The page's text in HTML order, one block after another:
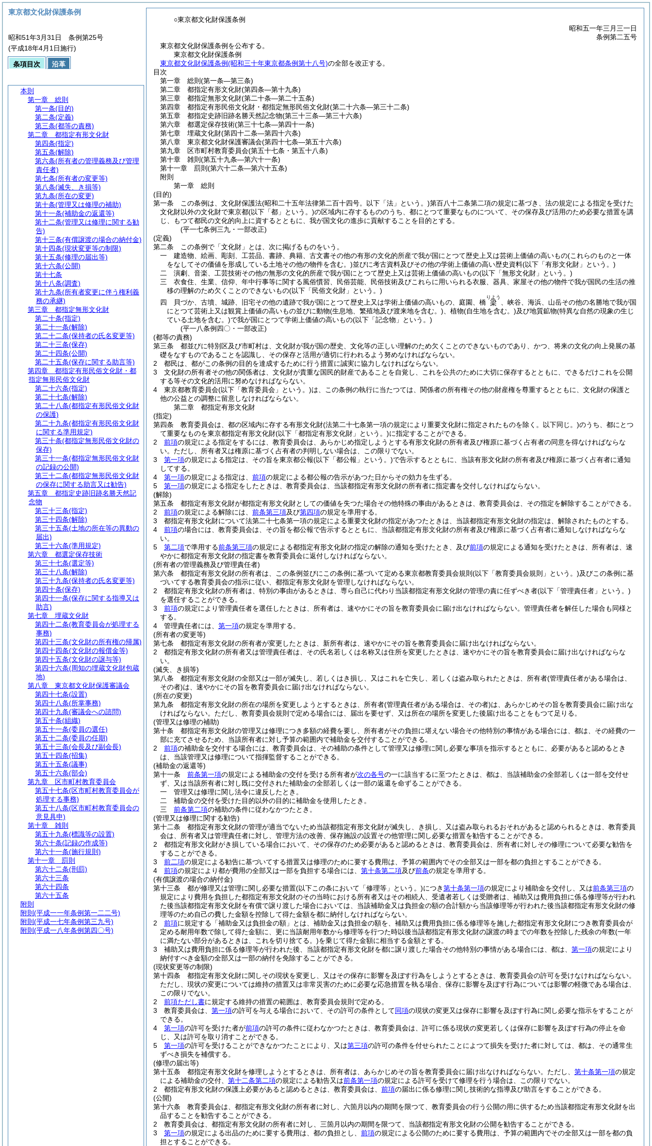
○東京都文化財保護条例
昭和五一年三月三一日
条例第二五号
東京都文化財保護条例を公布する。
東京都文化財保護条例
東京都文化財保護条例(昭和三十年東京都条例第十八号)の全部を改正する。
目次
第一章
総則 (第一条―第三条)
第二章
都指定有形文化財(第四条―第十九条)
第三章
都指定無形文化財(第二十条―第二十五条)
第四章
都指定有形民俗文化財・都指定無形民俗文化財(第二十六条―第三十二条)
第五章
都指定史跡旧跡名勝天然記念物(第三十三条―第三十六条)
第六章
都選定保存技術(第三十七条―第四十一条)
第七章
埋蔵文化財(第四十二条―第四十六条)
第八章
東京都文化財保護審議会(第四十七条―第五十六条)
第九章
区市町村教育委員会(第五十七条・第五十八条)
第十章
雑則 (第五十九条―第六十一条)
第十一章
罰則 (第六十二条―第六十五条)
附則
第一章
総則
(目的)
第一条
この条例は、文化財保護法(昭和二十五年法律第二百十四号。以下「法」という。)第百八十二条第二項の規定に基づき、法の規定による指定を受けた
文化財以外の文化財で東京都(以下「都」という。)の区域内に存するもののうち、都にとつて重要なものについて、その保存及び活用のため必要な措置を講
じ、もつて都民の文化的向上に資するとともに、我が国文化の進歩に貢献することを目的とする。
(平一七条例三九・一部改正)
(定義)
第二条
この条例で「文化財」とは、次に掲げるものをいう。
一
建造物、絵画、彫刻、工芸品、書跡、典籍、古文書その他の有形の文化的所産で我が国にとつて歴史上又は芸術上価値の高いもの(これらのものと一体
をなしてその価値を形成している土地その他の物件を含む。)並びに考古資料及びその他の学術上価値の高い歴史資料(以下「有形文化財」という。)
二
演劇、音楽、工芸技術その他の無形の文化的所産で我が国にとつて歴史上又は芸術上価値の高いもの(以下「無形文化財」という。)
三
衣食住、生業、信仰、年中行事等に関する風俗慣習、民俗芸能、民俗技術及びこれらに用いられる衣服、器具、家屋その他の物件で我が国民の生活の推
移の理解のため欠くことのできないもの(以下「民俗文化財」という。)
四
貝づか、古墳、城跡、旧宅その他の遺跡で我が国にとつて歴史上又は学術上価値の高いもの、庭園、橋 梁
りよう
、峡谷、海浜、山岳その他の名勝地で我が国
にとつて芸術上又は観賞上価値の高いもの並びに動物(生息地、繁殖地及び渡来地を含む。) 、植物(自生地を含む。)及び地質鉱物(特異な自然の現象の生じ
ている土地を含む。)で我が国にとつて学術上価値の高いもの(以下「記念物」という。)
(平一八条例四〇・一部改正)
(都等の責務)
第三条
都並びに特別区及び市町村は、文化財が我が国の歴史、文化等の正しい理解のため欠くことのできないものであり、かつ、将来の文化の向上発展の基
礎をなすものであることを認識し、その保存と活用が適切に行われるよう努めなければならない。
2
都民は、都がこの条例の目的を達成するために行う措置に誠実に協力しなければならない。
3
文化財の所有者その他の関係者は、文化財が貴重な国民的財産であることを自覚し、これを公共のために大切に保存するとともに、できるだけこれを公開
する等その文化的活用に努めなければならない。
4
東京都教育委員会(以下「教育委員会」という。)は、この条例の執行に当たつては、関係者の所有権その他の財産権を尊重するとともに、文化財の保護と
他の公益との調整に留意しなければならない。
第二章
都指定有形文化財
(指定)
第四条
教育委員会は、都の区域内に存する有形文化財(法第二十七条第一項の規定により重要文化財に指定されたものを除く。以下同じ。)のうち、都にとつ
て重要なものを東京都指定有形文化財(以下「都指定有形文化財」という。)に指定することができる。
2
前項の規定による指定をするには、教育委員会は、あらかじめ指定しようとする有形文化財の所有者及び権原に基づく占有者の同意を得なければならな
い。 ただし、所有者又は権原に基づく占有者の判明しない場合は、この限りでない。
3
第一項の規定による指定は、その旨を東京都公報(以下「都公報」という。)で告示するとともに、当該有形文化財の所有者及び権原に基づく占有者に通知
してする。
4
第一項の規定による指定は、 前項の規定による都公報の告示があつた日からその効力を生ずる。
5
第一項の規定による指定をしたときは、教育委員会は、当該都指定有形文化財の所有者に指定書を交付しなければならない。
(解除)
第五条
都指定有形文化財が都指定有形文化財としての価値を失つた場合その他特殊の事由があるときは、教育委員会は、その指定を解除することができる。
2
前項の規定による解除には、 前条第三項及び第四項の規定を準用する。
3
都指定有形文化財について法第二十七条第一項の規定による重要文化財の指定があつたときは、当該都指定有形文化財の指定は、解除されたものとする。
4
前項の場合には、教育委員会は、その旨を都公報で告示するとともに、当該都指定有形文化財の所有者及び権原に基づく占有者に通知しなければならな
い。
5
第二項で準用する前条第三項の規定による都指定有形文化財の指定の解除の通知を受けたとき、及び前項の規定による通知を受けたときは、所有者は、速
やかに都指定有形文化財の指定書を教育委員会に返付しなければならない。
(所有者の管理義務及び管理責任者)
第六条
都指定有形文化財の所有者は、この条例並びにこの条例に基づいて定める東京都教育委員会規則 (以下「教育委員会規則」という。)及びこの条例に基
づいてする教育委員会の指示に従い、都指定有形文化財を管理しなければならない。
2
都指定有形文化財の所有者は、特別の事由があるときは、専ら自己に代わり当該都指定有形文化財の管理の責に任ずべき者(以下「管理責任者」という。)
を選任することができる。
3
前項の規定により管理責任者を選任したときは、所有者は、速やかにその旨を教育委員会に届け出なければならない。 管理責任者を解任した場合も同様と
する。
4
管理責任者には、 第一項の規定を準用する。
(所有者の変更等)
第七条
都指定有形文化財の所有者が変更したときは、新所有者は、速やかにその旨を教育委員会に届け出なければならない。
2
都指定有形文化財の所有者又は管理責任者は、その氏名若しくは名称又は住所を変更したときは、速やかにその旨を教育委員会に届け出なければならな
い。
(滅失、き損等)
第八条
都指定有形文化財の全部又は一部が滅失し、若しくはき損し、又はこれを亡失し、若しくは盗み取られたときは、所有者(管理責任者がある場合は、
その者)は、速やかにその旨を教育委員会に届け出なければならない。
(所在の変更)
第九条
都指定有形文化財の所在の場所を変更しようとするときは、所有者(管理責任者がある場合は、その者)は、あらかじめその旨を教育委員会に届け出な
ければならない。 ただし、教育委員会規則で定める場合には、届出を要せず、又は所在の場所を変更した後届け出ることをもつて足りる。
(管理又は修理の補助)
第十条
都指定有形文化財の管理又は修理につき多額の経費を要し、所有者がその負担に堪えない場合その他特別の事情がある場合には、都は、その経費の一
部に充てさせるため、当該所有者に対し予算の範囲内で補助金を交付することができる。
2
前項の補助金を交付する場合には、教育委員会は、その補助の条件として管理又は修理に関し必要な事項を指示するとともに、必要があると認めるとき
は、当該管理又は修理について指揮監督することができる。
(補助金の返還等)
第十一条
前条第一項の規定による補助金の交付を受ける所有者が次の各号の一に該当するに至つたときは、都は、当該補助金の全部若しくは一部を交付せ
ず、又は当該所有者に対し既に交付された補助金の全部若しくは一部の返還を命ずることができる。
一
管理又は修理に関し法令に違反したとき。
二
補助金の交付を受けた目的以外の目的に補助金を使用したとき。
三
前条第二項の補助の条件に従わなかつたとき。
(管理又は修理に関する勧告)
第十二条
都指定有形文化財の管理が適当でないため当該都指定有形文化財が滅失し、き損し、又は盗み取られるおそれがあると認められるときは、教育委員
会は、所有者又は管理責任者に対し、管理方法の改善、保存施設の設置その他管理に関し必要な措置を勧告することができる。
2
都指定有形文化財がき損している場合において、その保存のため必要があると認めるときは、教育委員会は、所有者に対しその修理について必要な勧告を
することができる。
3
前二項の規定による勧告に基づいてする措置又は修理のために要する費用は、予算の範囲内でその全部又は一部を都の負担とすることができる。
4
前項の規定により都が費用の全部又は一部を負担する場合には、 第十条第二項及び前条の規定を準用する。
(有償譲渡の場合の納付金)
第十三条
都が修理又は管理に関し必要な措置(以下この条において「修理等」という。)につき第十条第一項の規定により補助金を交付し、又は前条第三項の
規定により費用を負担した都指定有形文化財のその当時における所有者又はその相続人、受遺者若しくは受贈者は、補助又は費用負担に係る修理等が行われ
た後当該都指定有形文化財を有償で譲り渡した場合においては、当該補助金又は負担金の額の合計額から当該修理等が行われた後当該都指定有形文化財の修
理等のため自己の費した金額を控除して得た金額を都に納付しなければならない。
2
前項に規定する「補助金又は負担金の額」とは、補助金又は負担金の額を、補助又は費用負担に係る修理等を施した都指定有形文化財につき教育委員会が
定める耐用年数で除して得た金額に、更に当該耐用年数から修理等を行つた時以後当該都指定有形文化財の譲渡の時までの年数を控除した残余の年数(一年
に満たない部分があるときは、これを切り捨てる。)を乗じて得た金額に相当する金額とする。
3
補助又は費用負担に係る修理等が行われた後、当該都指定有形文化財を都に譲り渡した場合その他特別の事情がある場合には、都は、 第一項の規定により
納付すべき金額の全部又は一部の納付を免除することができる。
(現状変更等の制限)
第十四条
都指定有形文化財に関しその現状を変更し、又はその保存に影響を及ぼす行為をしようとするときは、教育委員会の許可を受けなければならない。
ただし、現状の変更については維持の措置又は非常災害のために必要な応急措置を執る場合、保存に影響を及ぼす行為については影響の軽微である場合は、
この限りでない。
2
前項ただし書に規定する維持の措置の範囲は、教育委員会規則で定める。
3
教育委員会は、 第一項の許可を与える場合において、その許可の条件として同項の現状の変更又は保存に影響を及ぼす行為に関し必要な指示をすることが
できる。
4
第一項の許可を受けた者が前項の許可の条件に従わなかつたときは、教育委員会は、許可に係る現状の変更若しくは保存に影響を及ぼす行為の停止を命
じ、又は許可を取り消すことができる。
5
第一項の許可を受けることができなかつたことにより、又は第三項の許可の条件を付せられたことによつて損失を受けた者に対しては、都は、その通常生
ずべき損失を補償する。
(修理の届出等)
第十五条
都指定有形文化財を修理しようとするときは、所有者は、あらかじめその旨を教育委員会に届け出なければならない。 ただし、 第十条第一項の規定
による補助金の交付、 第十二条第二項の規定による勧告又は前条第一項の規定による許可を受けて修理を行う場合は、この限りでない。
2
都指定有形文化財の保護上必要があると認めるときは、教育委員会は、 前項の届出に係る修理に関し技術的な指導及び助言をすることができる。
(公開)
第十六条
教育委員会は、都指定有形文化財の所有者に対し、六箇月以内の期間を限つて、教育委員会の行う公開の用に供するため当該都指定有形文化財を出
品することを勧告することができる。
2
教育委員会は、都指定有形文化財の所有者に対し、三箇月以内の期間を限つて、当該都指定有形文化財の公開を勧告することができる。
3
第一項の規定による出品のために要する費用は、都の負担とし、 前項の規定による公開のために要する費用は、予算の範囲内でその全部又は一部を都の負
担とすることができる。
東京都文化財保護条例
昭和51年3月31日 条例第25号
(平成18年4月1日施行)
条項目次 沿革
本則
第一章
総則
第一条(目的)
第二条(定義)
第三条(都等の責務)
第二章
都指定有形文化財
第四条(指定)
第五条(解除)
第六条(所有者の管理義務及び管理
責任者)
第七条(所有者の変更等)
第八条(滅失、き損等)
第九条(所在の変更)
第十条(管理又は修理の補助)
第十一条(補助金の返還等)
第十二条(管理又は修理に関する勧
告)
第十三条(有償譲渡の場合の納付金)
第十四条(現状変更等の制限)
第十五条(修理の届出等)
第十六条(公開)
第十七条
第十八条(調査)
第十九条(所有者変更に伴う権利義
務の承継)
第三章
都指定無形文化財
第二十条(指定)
第二十一条(解除)
第二十二条(保持者の氏名変更等)
第二十三条(保存)
第二十四条(公開)
第二十五条(保存に関する助言等)
第四章
都指定有形民俗文化財・都
指定無形民俗文化財
第二十六条(指定)
第二十七条(解除)
第二十八条(都指定有形民俗文化財
の保護)
第二十九条(都指定有形民俗文化財
に関する準用規定)
第三十条(都指定無形民俗文化財の
保存)
第三十一条(都指定無形民俗文化財
の記録の公開)
第三十二条(都指定無形民俗文化財
の保存に関する助言又は勧告)
第五章
都指定史跡旧跡名勝天然記
念物
第三十三条(指定)
第三十四条(解除)
第三十五条(土地の所在等の異動の
届出)
第三十六条(準用規定)
第六章
都選定保存技術
第三十七条(選定等)
第三十八条(解除)
第三十九条(保持者の氏名変更等)
第四十条(保存)
第四十一条(保存に関する指導又は
助言)
第七章
埋蔵文化財
第四十二条(教育委員会が処理する
事務)
第四十三条(文化財の所有権の帰属)
第四十四条(文化財の報償金等)
第四十五条(文化財の譲与等)
第四十六条(周知の埋蔵文化財包蔵
地)
第八章
東京都文化財保護審議会
第四十七条(設置)
第四十八条(所掌事務)
第四十九条(審議会への諮問)
第五十条(組織)
第五十一条(委員の選任)
第五十二条(委員の任期)
第五十三条(会長及び副会長)
第五十四条(招集)
第五十五条(議事)
第五十六条(部会)
第九章
区市町村教育委員会
第五十七条(区市町村教育委員会が
処理する事務)
第五十八条(区市町村教育委員会の
意見具申)
第十章
雑則
第五十九条(標識等の設置)
第六十条(記録の作成等)
第六十一条(施行規則)
第十一章
罰則
第六十二条(刑罰)
第六十三条
第六十四条
第六十五条
附則
附則 (平成一一年条例第一二二号)
附則 (平成一七年条例第三九号)
附則 (平成一八年条例第四〇号)